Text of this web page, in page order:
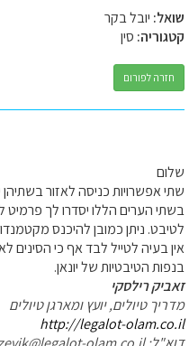
שואל: יובל בקר
קטגוריה: סין
חזרה לפורום
שלום
שתי אפשרויות כניסה לאזור
בשתי הערים הללו יסדרו לך פרמיט
לטיבט. ניתן כמובן להיכנס
אין בעיה לטייל לבד אף כי
בנפות הטיבטיות של יונאן.
זאביק רילסקי
מדריך טיולים, יועץ ומארגן טיולים
http://legalot-olam.co.il